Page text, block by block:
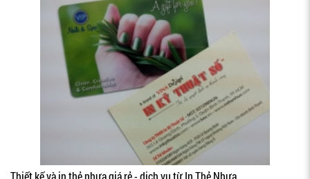
Thiết kế và in thẻ nhựa giá rẻ - dịch vụ từ In Thẻ Nhựa